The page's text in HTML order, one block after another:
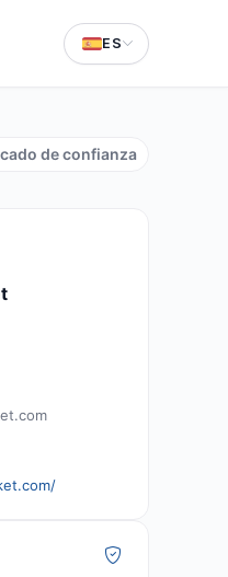
ES
de confianza